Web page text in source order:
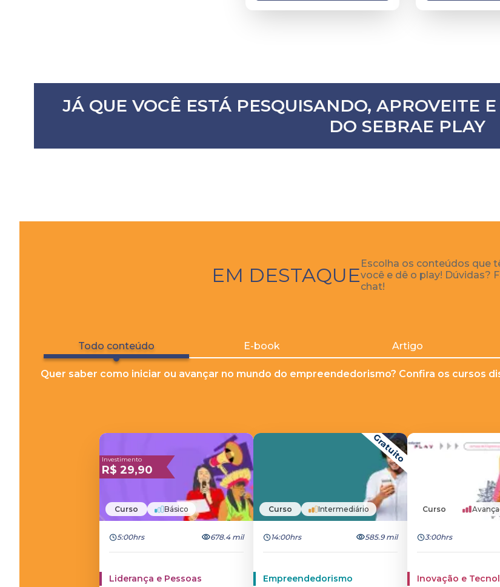
JÁ QUE VOCÊ ESTÁ PESQUISANDO, APROVEITE
DO SEBRAE PLAY
EM DESTAQUE Escolha os conteúdos que
você e dê o play! Dúvidas?
chat!
Todo conteúdo E-book Artigo
Quer saber como iniciar ou avançar no mundo do empreendedorismo? Confira os cursos
Investimento
R$ 29,90
Curso Básico
5:00hrs 678.4 mil
Liderança e Pessoas
Gratuito
Curso Intermediário
14:00hrs 585.9 mil
Empreendedorismo
Curso
3:00hrs
Inovação e